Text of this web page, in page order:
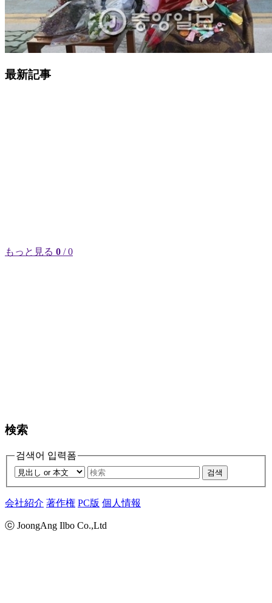
最新記事
もっと見る 0 / 0
検索
검색어 입력폼
검색
会社紹介 著作権 PC版 個人情報
ⓒ JoongAng Ilbo Co.,Ltd